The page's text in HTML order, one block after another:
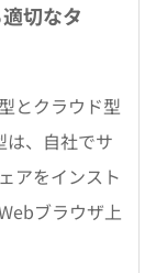
切なタ
とクラウド型
は、自社でサ
アをインスト
ブラウザ上